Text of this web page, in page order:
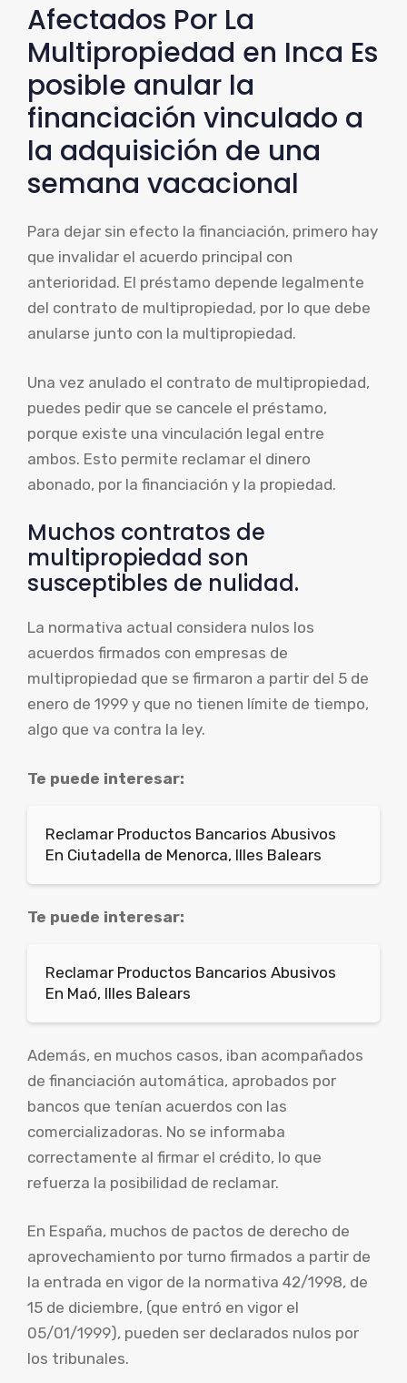
Afectados Por La
Multipropiedad en Inca Es
posible anular la
financiación vinculado a
la adquisición de una
semana vacacional
Para dejar sin efecto la financiación, primero hay
que invalidar el acuerdo principal con
anterioridad. El préstamo depende legalmente
del contrato de multipropiedad, por lo que debe
anularse junto con la multipropiedad.
Una vez anulado el contrato de multipropiedad,
puedes pedir que se cancele el préstamo,
porque existe una vinculación legal entre
ambos. Esto permite reclamar el dinero
abonado, por la financiación y la propiedad.
Muchos contratos de
multipropiedad son
susceptibles de nulidad.
La normativa actual considera nulos los
acuerdos firmados con empresas de
multipropiedad que se firmaron a partir del 5 de
enero de 1999 y que no tienen límite de tiempo,
algo que va contra la ley.
Te puede interesar:
Reclamar Productos Bancarios Abusivos
En Ciutadella de Menorca, Illes Balears
Te puede interesar:
Reclamar Productos Bancarios Abusivos
En Maó, Illes Balears
Además, en muchos casos, iban acompañados
de financiación automática, aprobados por
bancos que tenían acuerdos con las
comercializadoras. No se informaba
correctamente al firmar el crédito, lo que
refuerza la posibilidad de reclamar.
En España, muchos de pactos de derecho de
aprovechamiento por turno firmados a partir de
la entrada en vigor de la normativa 42/1998, de
15 de diciembre, (que entró en vigor el
05/01/1999), pueden ser declarados nulos por
los tribunales.